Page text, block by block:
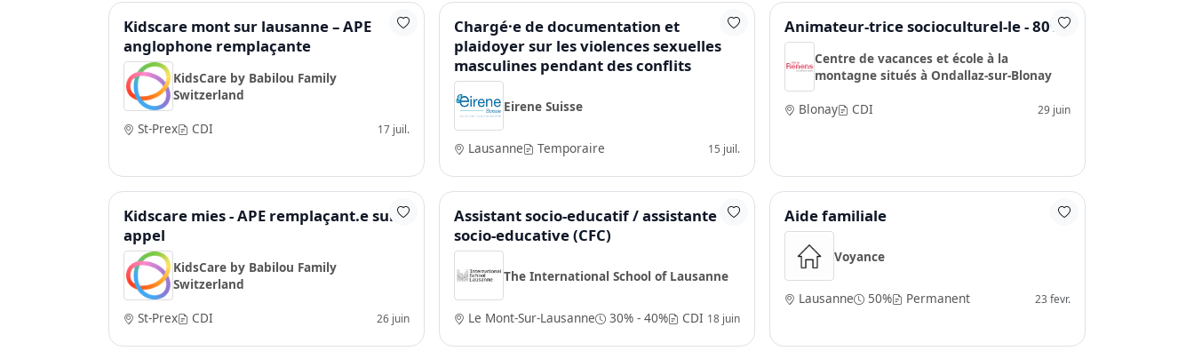
Kidscare mont sur lausanne – APE
anglophone remplaçante
KidsCare by Babilou Family
Switzerland
St-Prex
CDI 17 juil.
Chargé·e de documentation et
plaidoyer sur les violences sexuelles
masculines pendant des conflits
Eirene Suisse
Lausanne Temporaire 15 juil.
Animateur-trice socioculturel-le - 80%
Centre de vacances et école à la
montagne situés à Ondallaz-sur-Blonay
Blonay
CDI 29 juin
Kidscare mies - APE remplaçant.e sur
appel
KidsCare by Babilou Family
Switzerland
St-Prex
CDI 26 juin
Assistant socio-educatif / assistante
socio-educative (CFC)
The International School of Lausanne
Le Mont-Sur-Lausanne 30% - 40% CDI 18 juin
Aide familiale
Voyance
Lausanne 50% Permanent 23 fevr.